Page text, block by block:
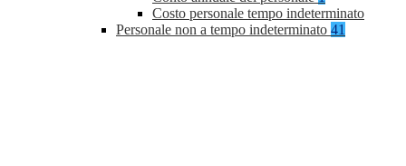
Costo personale tempo indeterminato
Personale non a tempo indeterminato 41